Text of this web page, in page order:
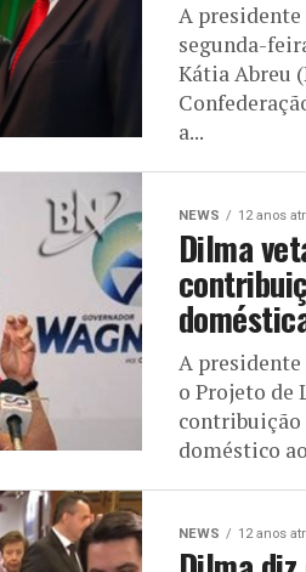
A
segunda-
Kátia Abreu
a...
NEWS 12 anos
Dilma
A
o Projeto de
contribuição
doméstico
NEWS 12 anos